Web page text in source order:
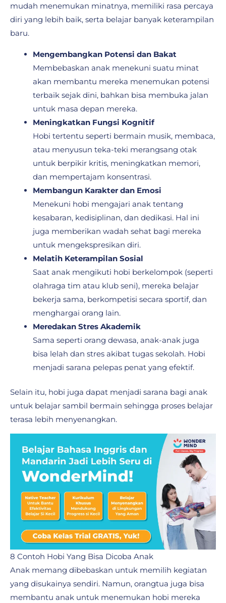
mudah menemukan minatnya, memiliki rasa percaya
diri yang lebih baik, serta belajar banyak keterampilan
baru.
Mengembangkan Potensi dan Bakat
Membebaskan anak menekuni suatu minat
akan membantu mereka menemukan potensi
terbaik sejak dini, bahkan bisa membuka jalan
untuk masa depan mereka.
Meningkatkan Fungsi Kognitif
Hobi tertentu seperti bermain musik, membaca,
atau menyusun teka-teki merangsang otak
untuk berpikir kritis, meningkatkan memori,
dan mempertajam konsentrasi.
Membangun Karakter dan Emosi
Menekuni hobi mengajari anak tentang
kesabaran, kedisiplinan, dan dedikasi. Hal ini
juga memberikan wadah sehat bagi mereka
untuk mengekspresikan diri.
Melatih Keterampilan Sosial
Saat anak mengikuti hobi berkelompok (seperti
olahraga tim atau klub seni), mereka belajar
bekerja sama, berkompetisi secara sportif, dan
menghargai orang lain.
Meredakan Stres Akademik
Sama seperti orang dewasa, anak-anak juga
bisa lelah dan stres akibat tugas sekolah. Hobi
menjadi sarana pelepas penat yang efektif.
Selain itu, hobi juga dapat menjadi sarana bagi anak
untuk belajar sambil bermain sehingga proses belajar
terasa lebih menyenangkan.
8 Contoh Hobi Yang Bisa Dicoba Anak
Anak memang dibebaskan untuk memilih kegiatan
yang disukainya sendiri. Namun, orangtua juga bisa
membantu anak untuk menemukan hobi mereka